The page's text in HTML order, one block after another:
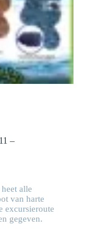
–
alle
van harte
excursieroute
gegeven.